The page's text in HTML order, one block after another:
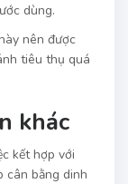
dùng.
nên được
tiêu thụ quá
khác
kết hợp với
cân bằng dinh